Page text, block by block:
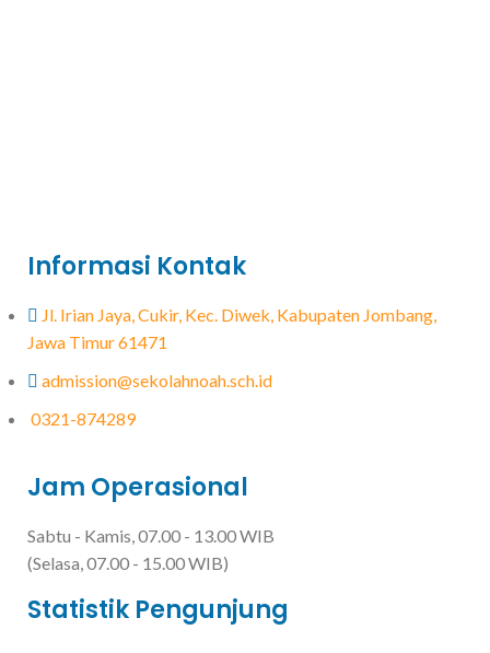
Informasi Kontak
Jl. Irian Jaya, Cukir, Kec. Diwek, Kabupaten Jombang,
Jawa Timur 61471
admission@sekolahnoah.sch.id
0321-874289
Jam Operasional
Sabtu - Kamis, 07.00 - 13.00 WIB
(Selasa, 07.00 - 15.00 WIB)
Statistik Pengunjung